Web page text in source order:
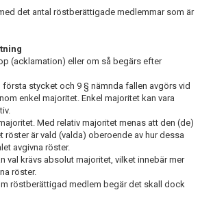
det antal röstberättigade medlemmar som är
(acklamation) eller om så begärs efter
stycket och 9 § nämnda fallen avgörs vid
enkel majoritet. Enkel majoritet kan vara
Med relativ majoritet menas att den (de)
röster är vald (valda) oberoende av hur dessa
avgivna röster.
val krävs absolut majoritet, vilket innebär mer
röster.
röstberättigad medlem begär det skall dock